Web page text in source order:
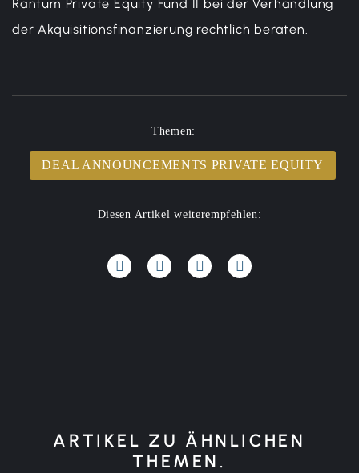
Rantum Private Equity Fund II bei der Verhandlung
der Akquisitionsfinanzierung rechtlich beraten.
Themen:
DEAL ANNOUNCEMENTS PRIVATE EQUITY
Diesen Artikel weiterempfehlen:
ARTIKEL ZU ÄHNLICHEN
THEMEN.